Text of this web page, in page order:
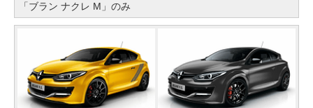
「ブラン ナクレ M」のみ